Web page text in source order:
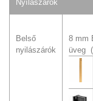
Nyílászárók
Belső
nyilászárók
8 mm
üveg